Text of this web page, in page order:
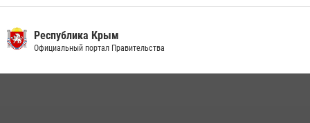
В Ялте росгвардейцы задержали подозреваемого в краже
Республика Крым
Официальный портал Правительства